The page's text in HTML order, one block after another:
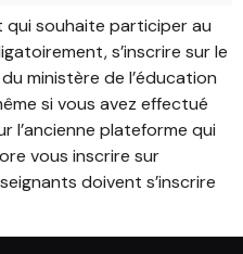
souhaite participer au
s’inscrire sur le
ministère de l’éducation
si vous avez effectué
l’ancienne plateforme qui
vous inscrire sur
doivent s’inscrire